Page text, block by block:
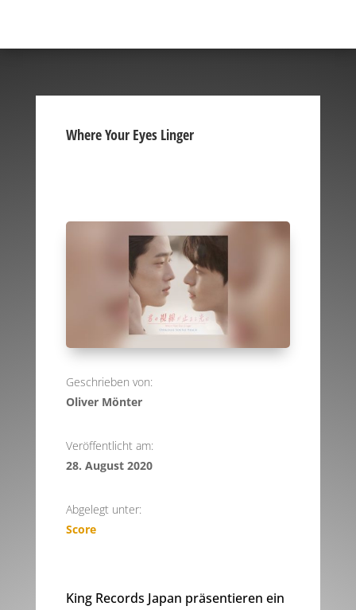
Where Your Eyes Linger
Geschrieben von:
Oliver Mönter
Veröffentlicht am:
28. August 2020
Abgelegt unter:
Score
King Records Japan präsentieren ein